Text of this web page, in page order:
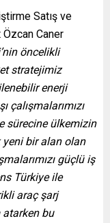
Satış ve
Özcan Caner
öncelikli
stratejimiz
enerji
çalışmalarımızı
sürecine ülkemizin
bir alan olan
güçlü iş
Türkiye ile
araç şarj
atarken bu